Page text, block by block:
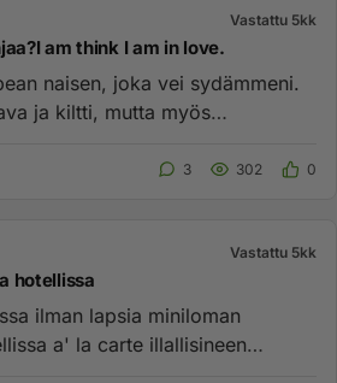
Vastattu 5kk
am think I am in love.
naisen, joka vei sydämmeni.
ja kiltti, mutta myös
3 302 0
Vastattu 5kk
hotellissa
ilman lapsia miniloman
a' la carte illallisineen